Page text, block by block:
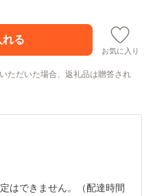
お気に入り
ただいた場合、返礼品は贈答され
はできません。（配達時間